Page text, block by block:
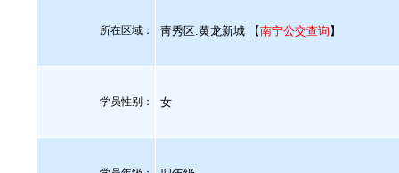
所在区域： 靑秀区.黄龙新城 【南宁公交查询 】
学员性别： 女